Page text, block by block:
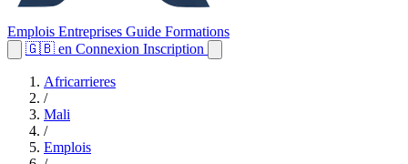
Emplois Entreprises Guide Formations
🇬🇧 en Connexion Inscription
Africarrieres
/
Mali
/
Emplois